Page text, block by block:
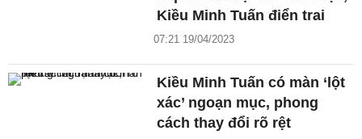
Kiều Minh Tuấn điển trai
07:21 19/04/2023
Kiều Minh Tuấn có màn ‘lột
xác’ ngoạn mục, phong
cách thay đổi rõ rệt